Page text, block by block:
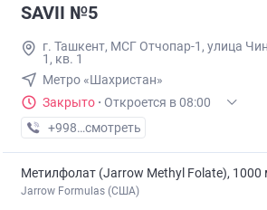
SAVII №5
г. Ташкент, МСГ Отчопар-1, улица
1, кв. 1
Метро «Шахристан»
Закрыто · Откроется в 08:00
+998 (94) XXX-XX-XX
смотреть
Метилфолат (Jarrow Methyl Folate), 1000
Jarrow Formulas (США)